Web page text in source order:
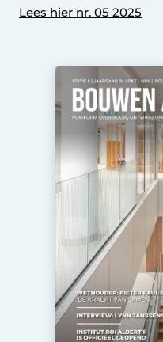
Lees hier nr. 05 2025